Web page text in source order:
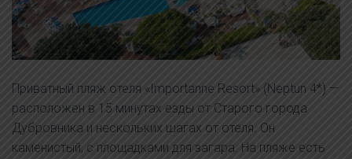
Приватный пляж отеля «Importanne Resort» (Neptun 4*) —
расположен в 15 минутах езды от Старого города
Дубровника и нескольких шагах от отеля. Он
каменистый, с площадками для загара. На пляже есть